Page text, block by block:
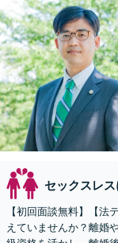
セックスレ
【初回面談無料】【法
えていませんか？離婚